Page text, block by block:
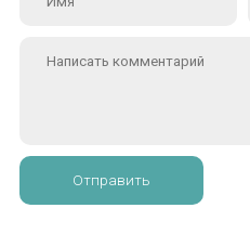
Отправить